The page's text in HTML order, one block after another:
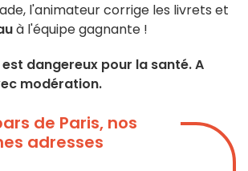
l'animateur corrige les livrets et
à l'équipe gagnante !
dangereux pour la santé. A
modération.
de Paris, nos
adresses